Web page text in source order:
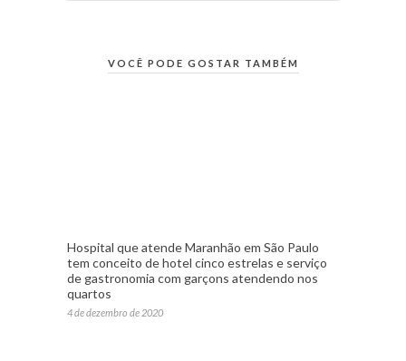
VOCÊ PODE GOSTAR TAMBÉM
Hospital que atende Maranhão em São Paulo
tem conceito de hotel cinco estrelas e serviço
de gastronomia com garçons atendendo nos
quartos
4 de dezembro de 2020